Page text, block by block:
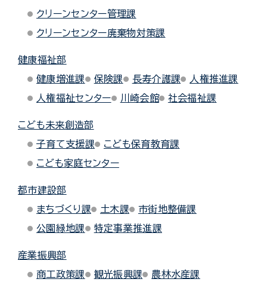
クリーンセンター管理課
クリーンセンター廃棄物対策課
健康福祉部
健康増進課
保険課 長寿介護課
人権推進課
人権福祉センター
川崎会館 社会福祉課
こども未来創造部
子育て支援課
こども保育教育課
こども家庭センター
都市建設部
まちづくり課
土木課
市街地整備課
公園緑地課
特定事業推進課
産業振興部
商工政策課
観光振興課
農林水産課